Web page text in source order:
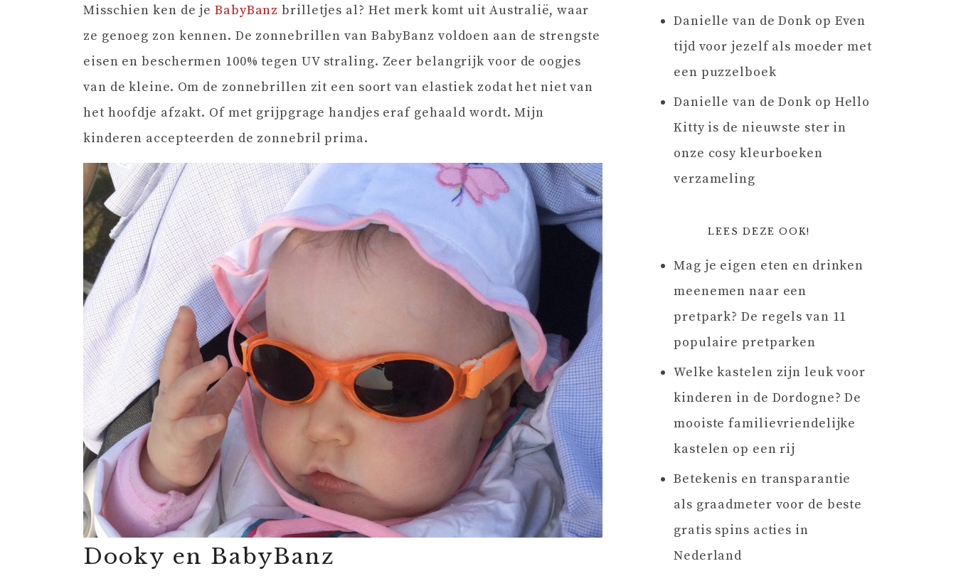
Misschien ken de je BabyBanz brilletjes al? Het merk komt uit Australië, waar
ze genoeg zon kennen. De zonnebrillen van BabyBanz voldoen aan de strengste
eisen en beschermen 100% tegen UV straling. Zeer belangrijk voor de oogjes
van de kleine. Om de zonnebrillen zit een soort van elastiek zodat het niet van
het hoofdje afzakt. Of met grijpgrage handjes eraf gehaald wordt. Mijn
kinderen accepteerden de zonnebril prima.
Dooky en BabyBanz
Danielle van de Donk op Even
tijd voor jezelf als moeder met
een puzzelboek
Danielle van de Donk op Hello
Kitty is de nieuwste ster in
onze cosy kleurboeken
verzameling
LEES DEZE OOK!
Mag je eigen eten en drinken
meenemen naar een
pretpark? De regels van 11
populaire pretparken
Welke kastelen zijn leuk voor
kinderen in de Dordogne? De
mooiste familievriendelijke
kastelen op een rij
Betekenis en transparantie
als graadmeter voor de beste
gratis spins acties in
Nederland